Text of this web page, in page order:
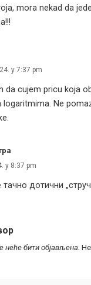
mora nekad da
у 7:37 pm
da cujem pricu koja
logaritmima. Ne
у 8:37 pm
тачно дотични
бити објављена.